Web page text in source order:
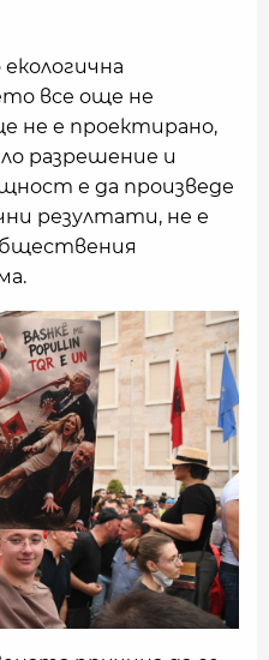
все още не
не е проектирано,
разрешение и
е да произведе
резултати, не е